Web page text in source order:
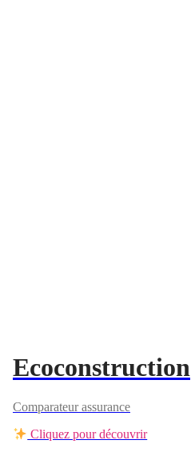
Ecoconstruction
Comparateur assurance
Cliquez pour découvrir